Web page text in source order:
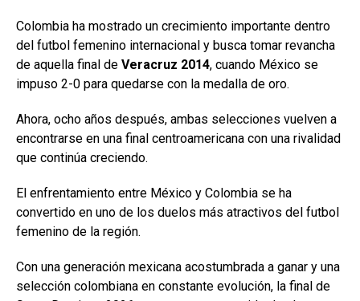
Colombia ha mostrado un crecimiento importante dentro
del futbol femenino internacional y busca tomar revancha
de aquella final de Veracruz 2014, cuando México se
impuso 2-0 para quedarse con la medalla de oro.
Ahora, ocho años después, ambas selecciones vuelven a
encontrarse en una final centroamericana con una rivalidad
que continúa creciendo.
El enfrentamiento entre México y Colombia se ha
convertido en uno de los duelos más atractivos del futbol
femenino de la región.
Con una generación mexicana acostumbrada a ganar y una
selección colombiana en constante evolución, la final de